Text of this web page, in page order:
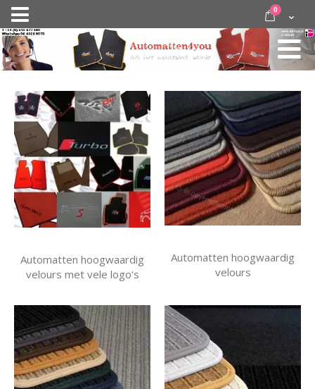
Nav
activeren
door
inhoud
Cart
0 items
Automatten hoogwaardig
velours met vele logo's
Automatten hoogwaardig
velours